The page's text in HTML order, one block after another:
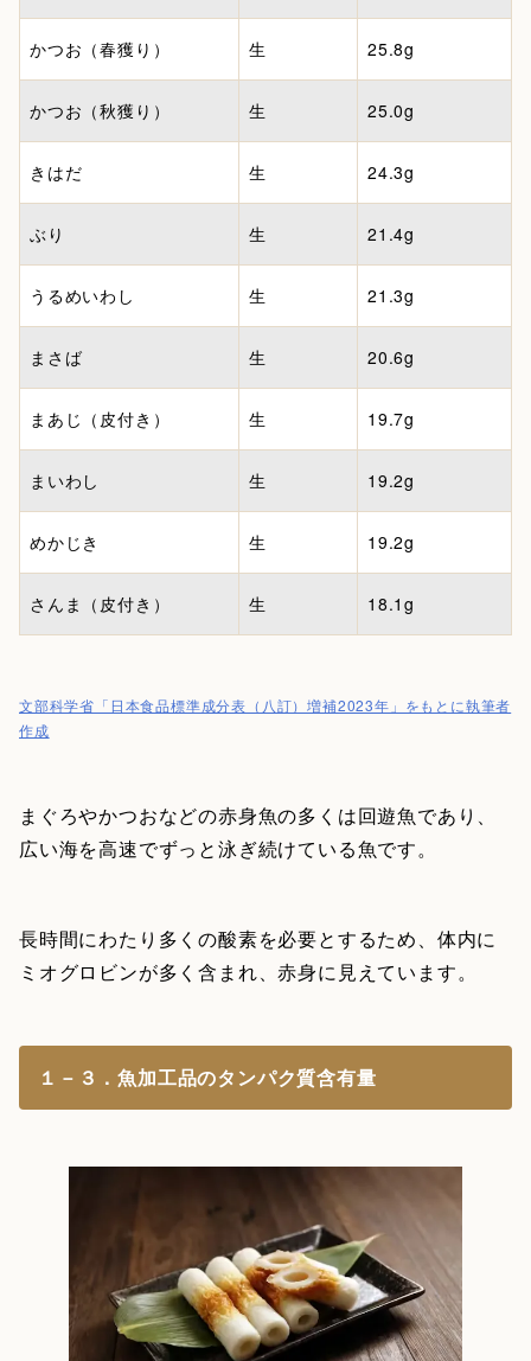
かつお（春獲り） 生 25.8g
かつお（秋獲り） 生 25.0g
きはだ 生 24.3g
ぶり 生 21.4g
うるめいわし 生 21.3g
まさば 生 20.6g
まあじ（皮付き） 生 19.7g
まいわし 生 19.2g
めかじき 生 19.2g
さんま（皮付き） 生 18.1g
文部科学省「日本食品標準成分表（八訂）増補2023年」をもとに執筆者
作成
まぐろやかつおなどの赤身魚の多くは回遊魚であり、
広い海を高速でずっと泳ぎ続けている魚です。
長時間にわたり多くの酸素を必要とするため、体内に
ミオグロビンが多く含まれ、赤身に見えています。
１－３．魚加工品のタンパク質含有量